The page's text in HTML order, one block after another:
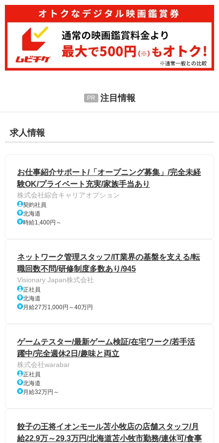
注目情報
求人情報
お仕事紹介サポート/「オープニング募集」/完全未経
験OK/プライベート充実/家族手当あり
株式会社綜合キャリアオプション
契約社員
北海道
時給1,400円～
ネットワーク管理スタッフ/IT業界の基盤を支える/転
職回数不問/研修制度多数あり/945
Visionary Japan株式会社
正社員
北海道
月給27万1,000円～40万円
ゲームテスター/最新ゲーム検証/在宅ワーク/若手活
躍中/完全週休2日/趣味と両立
株式会社warabar
正社員
北海道
月給32万円～
餃子の王将イオンモール苫小牧店の店舗スタッフ/月
給22.9万～29.3万円/北海道苫小牧市勤務/連休可/食事